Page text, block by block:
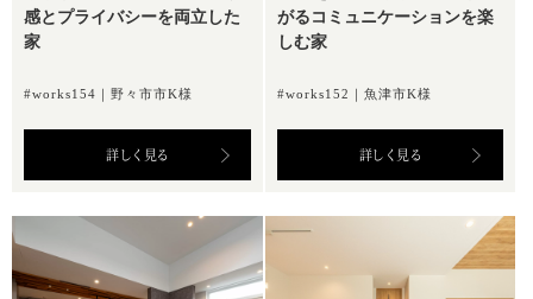
感とプライバシーを両立した
家
#works154｜野々市市K様
詳しく見る
がるコミュニケーションを楽
しむ家
#works152｜魚津市K様
詳しく見る